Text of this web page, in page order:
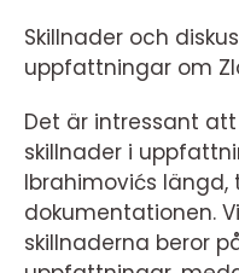
Skillnader och
uppfattningar om
Det är intressant
skillnader i
Ibrahimovićs
dokumentationen.
skillnaderna beror